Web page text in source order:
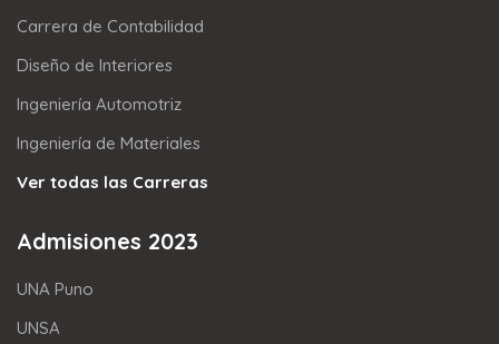
Carrera de Contabilidad
Diseño de Interiores
Ingeniería Automotriz
Ingeniería de Materiales
Ver todas las Carreras
Admisiones 2023
UNA Puno
UNSA